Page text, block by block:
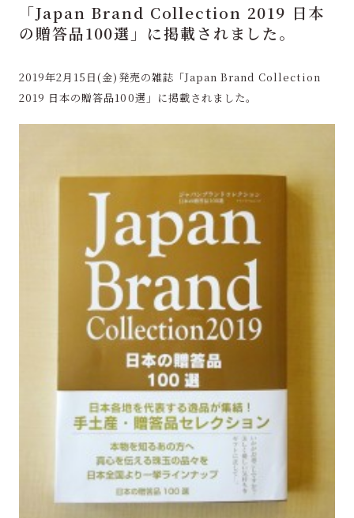
「Japan Brand Collection 2019 日本
の贈答品100選」に掲載されました。
2019年2月15日(金)発売の雑誌「Japan Brand Collection
2019 日本の贈答品100選」に掲載されました。